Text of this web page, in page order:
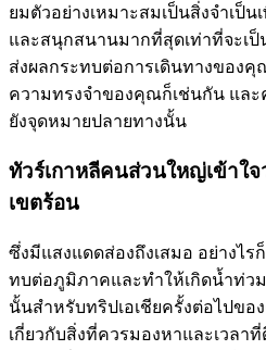
ยมตัวอย่างเหมาะสมเป็นสิ่งจำเป็
และสนุกสนานมากที่สุดเท่าที่จะเ
ส่งผลกระทบต่อการเดินทางของ
ความทรงจำของคุณก็เช่นกัน และ
ยังจุดหมายปลายทางนั้น
ทัวร์เกาหลีคนส่วนใหญ่เข้าใ
เขตร้อน
ซึ่งมีแสงแดดส่องถึงเสมอ อย่างไ
ทบต่อภูมิภาคและทำให้เกิดน้ำท่ว
นั้นสำหรับทริปเอเชียครั้งต่อไปข
เกี่ยวกับสิ่งที่ควรมองหาและเวลา